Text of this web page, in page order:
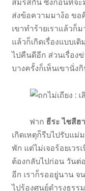
สมรสกัน ซึ่งก่อนที่จะ
ส่งข้อความมาง้อ ขอ
เขาทำร้ายเราแล้วก็
แล้วก็เกิดเรื่องแบบเ
ไปคืนดีอีก ส่วนเรื่อง
บางครั้งก็เห็นเขานั่ง
ฟาก ธีระ ไชสีฮ
เกิดเหตุก็รีบไปรับแม่
พัก แต่ไม่เจอร้อยเวร
ต้องกลับไปก่อน วันต่
อีก เราก็รออยู่นาน จ
ไปร้องศูนย์ดำรงธรร